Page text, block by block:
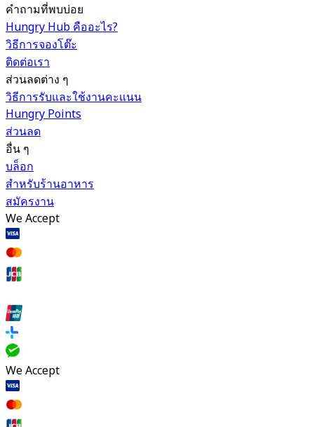
คำถามที่พบบ่อย
Hungry Hub คืออะไร?
วิธีการจองโต๊ะ
ติดต่อเรา
ส่วนลดต่าง ๆ
วิธีการรับและใช้งานคะแนน
Hungry Points
ส่วนลด
อื่น ๆ
บล็อก
สำหรับร้านอาหาร
สมัครงาน
We Accept
We Accept